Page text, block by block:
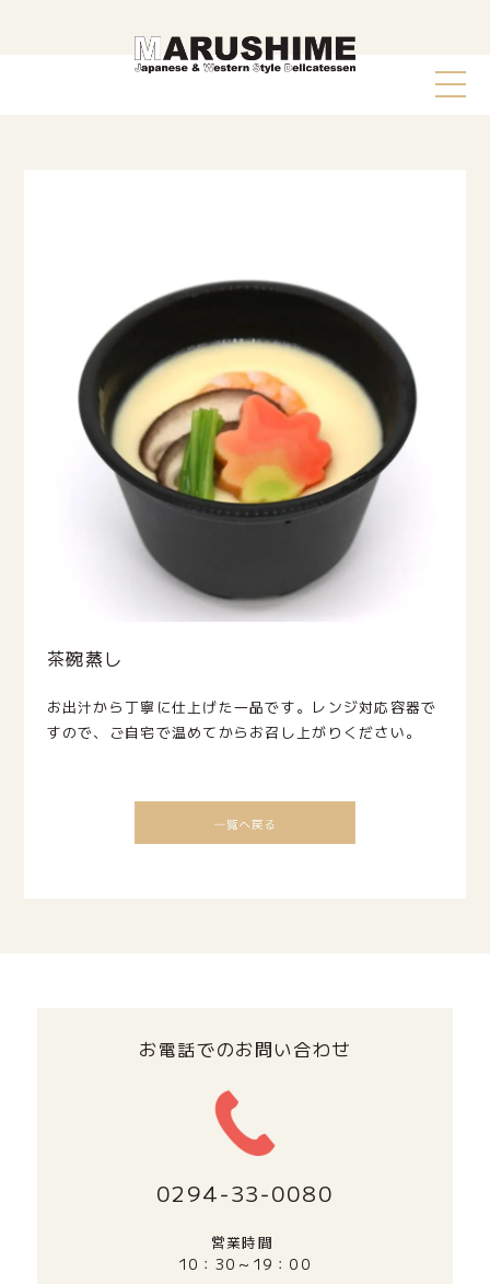
茶碗蒸し
お出汁から丁寧に仕上げた一品です。レンジ対応容器で
すので、ご自宅で温めてからお召し上がりください。
お電話でのお問い合わせ
0294‐33‐0080
営業時間
10：30～19：00